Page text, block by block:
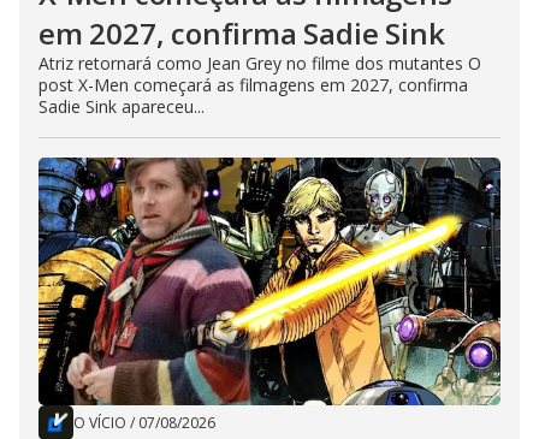
em 2027, confirma Sadie Sink
Atriz retornará como Jean Grey no filme dos mutantes O
post X-Men começará as filmagens em 2027, confirma
Sadie Sink apareceu...
O VÍCIO / 07/08/2026